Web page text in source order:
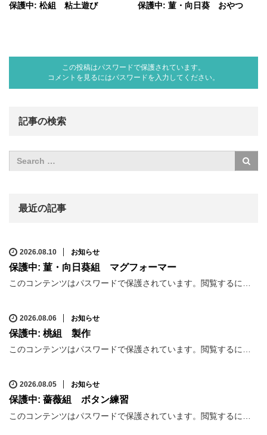
保護中: 松組 粘土遊び 保護中: 菫・向日葵 おやつ
この投稿はパスワードで保護されています。
コメントを見るにはパスワードを入力してください。
記事の検索
最近の記事
2026.08.10 お知らせ
保護中: 菫・向日葵組 マグフォーマー
このコンテンツはパスワードで保護されています。閲覧するに…
2026.08.06 お知らせ
保護中: 桃組 製作
このコンテンツはパスワードで保護されています。閲覧するに…
2026.08.05 お知らせ
保護中: 薔薇組 ボタン練習
このコンテンツはパスワードで保護されています。閲覧するに…